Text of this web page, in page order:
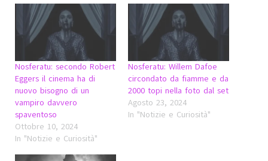
Nosferatu: secondo Robert
Eggers il cinema ha di
nuovo bisogno di un
vampiro davvero
spaventoso
Ottobre 10, 2024
In "Notizie e Curiosità"
Nosferatu: Willem Dafoe
circondato da fiamme e da
2000 topi nella foto dal set
Agosto 23, 2024
In "Notizie e Curiosità"